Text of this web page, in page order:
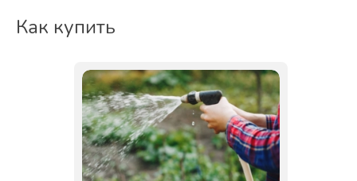
Как купить